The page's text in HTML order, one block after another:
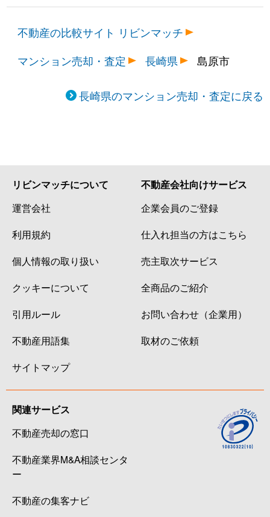
不動産の比較サイト リビンマッチ
マンション売却・査定
長崎県 島原市
長崎県のマンション売却・査定に戻る
リビンマッチについて
運営会社
利用規約
個人情報の取り扱い
クッキーについて
引用ルール
不動産用語集
サイトマップ
不動産会社向けサービス
企業会員のご登録
仕入れ担当の方はこちら
売主取次サービス
全商品のご紹介
お問い合わせ（企業用）
取材のご依頼
関連サービス
不動産売却の窓口
不動産業界M&A相談センタ
ー
不動産の集客ナビ